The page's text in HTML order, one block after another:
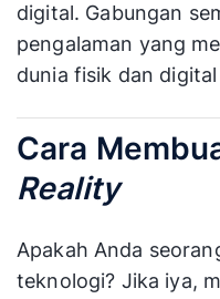
digital. Gabungan
pengalaman yang
dunia fisik dan digital
Cara
Reality
Apakah Anda
teknologi? Jika iya,